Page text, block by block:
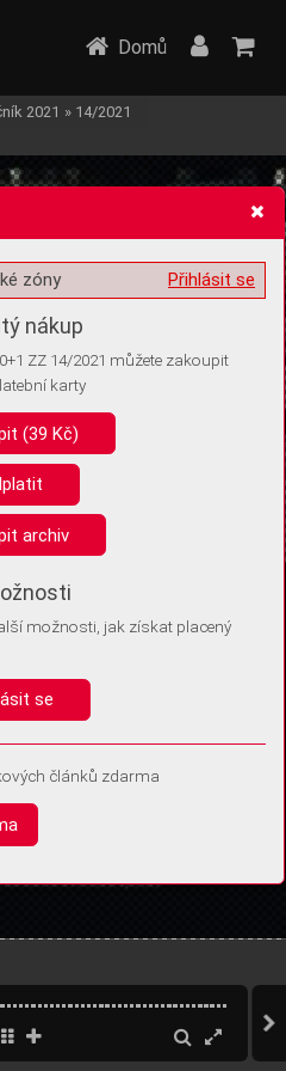
volitelných informací
ukládat žádné informace
vás ale požádali o souhlas s
o stejné zařízení, a
do vašeho zařízení, abychom se
je kdykoli později upravit ve Správě
Domů
2021 » 14/2021
Přihlásit se
zóny
nákup
ZZ 14/2021 můžete zakoupit
karty
(39 Kč)
archiv
možnosti, jak získat placený
se
článků zdarma